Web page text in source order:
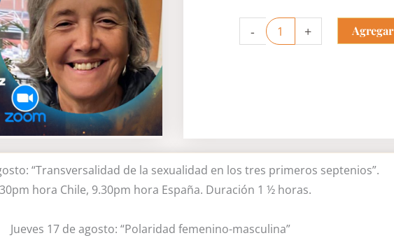
-
TEMAS
ACTUALES
+ Agregar
“Transversalidad de la sexualidad en los tres primeros septenios”.
hora Chile, 9.30pm hora España. Duración 1 ½ horas.
Jueves 17 de agosto: “Polaridad femenino-masculina”